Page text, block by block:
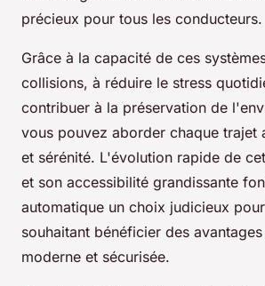
précieux pour tous les conducteurs.
Grâce à la capacité de ces
collisions, à réduire le stress
contribuer à la préservation de
vous pouvez aborder chaque trajet
et sérénité. L'évolution rapide de
et son accessibilité grandissante
automatique un choix judicieux
souhaitant bénéficier des
moderne et sécurisée.